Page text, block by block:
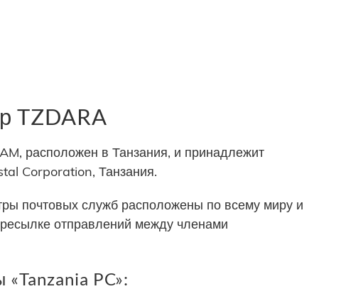
TZDARA
расположен в Танзания, и принадлежит
Corporation, Танзания.
почтовых служб расположены по всему миру и
отправлений между членами
PC»: